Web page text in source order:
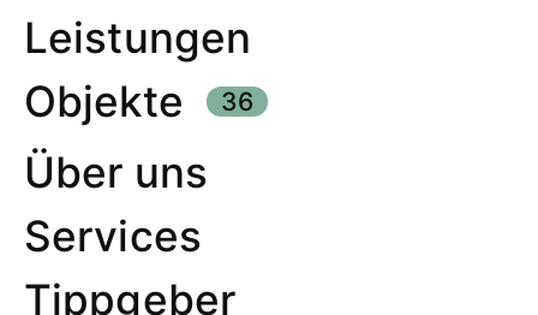
Leistungen
Objekte
36
Über uns
Services
Tippgeber